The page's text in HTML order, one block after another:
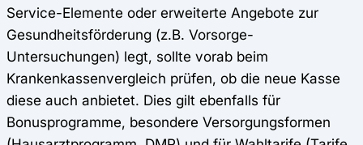
Service-Elemente oder erweiterte Angebote zur
Gesundheitsförderung (z.B. Vorsorge-
Untersuchungen) legt, sollte vorab beim
Krankenkassenvergleich prüfen, ob die neue Kasse
diese auch anbietet. Dies gilt ebenfalls für
Bonusprogramme, besondere Versorgungsformen